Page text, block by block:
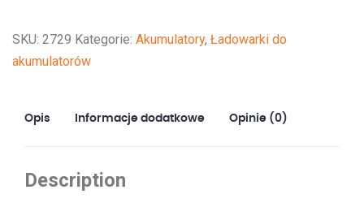
12/5
+
SKU: 2729 Kategorie: Akumulatory, Ładowarki do
akumulatorów
Opis Informacje dodatkowe Opinie (0)
Description